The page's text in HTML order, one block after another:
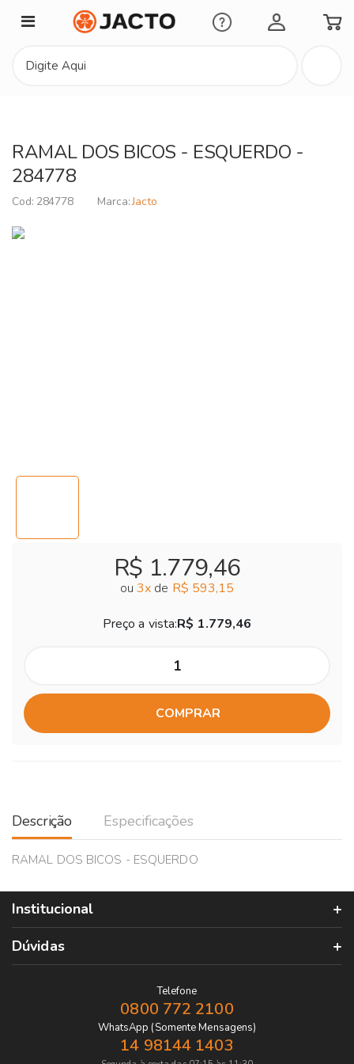
Minha Conta
RAMAL DOS BICOS - ESQUERDO -
284778
284778 Jacto
R$ 1.779,46
ou 3x de R$ 593,15
Preço a vista:R$ 1.779,46
COMPRAR
Descrição Especificações
RAMAL DOS BICOS - ESQUERDO
Institucional
Dúvidas
Telefone
0800 772 2100
WhatsApp (Somente Mensagens)
14 98144 1403